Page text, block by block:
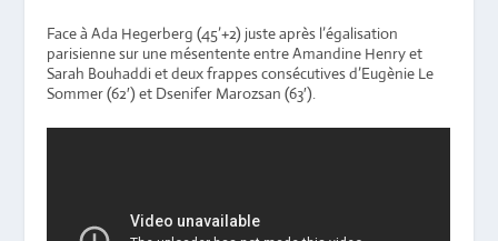
Face à Ada Hegerberg (45’+2) juste après l’égalisation
parisienne sur une mésentente entre Amandine Henry et
Sarah Bouhaddi et deux frappes consécutives d’Eugènie Le
Sommer (62′) et Dsenifer Marozsan (63′).